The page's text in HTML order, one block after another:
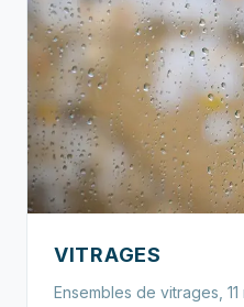
VITRAGES
Ensembles de vitrages,